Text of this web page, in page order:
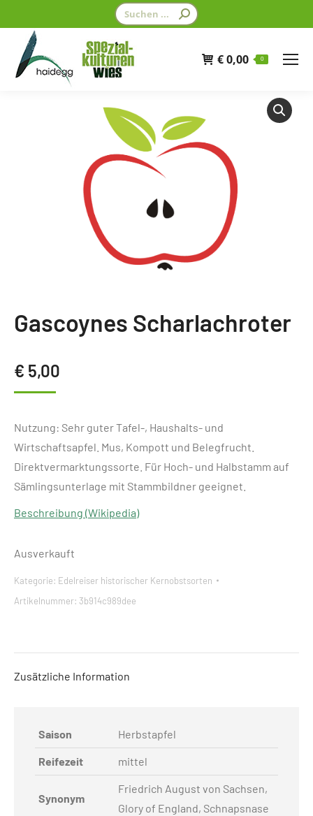
Search:
€0,00 0
Gascoynes Scharlachroter
€ 5,00
Nutzung: Sehr guter Tafel-, Haushalts- und
Wirtschaftsapfel. Mus, Kompott und Belegfrucht.
Direktvermarktungssorte. Für Hoch- und Halbstamm auf
Sämlingsunterlage mit Stammbildner geeignet.
Beschreibung (Wikipedia)
Ausverkauft
Kategorie: Edelreiser historischer Kernobstsorten
Artikelnummer: 3b914c989dee
Zusätzliche Information
Saison Herbstapfel
Reifezeit mittel
Synonym
Friedrich August von Sachsen,
Glory of England, Schnapsnase